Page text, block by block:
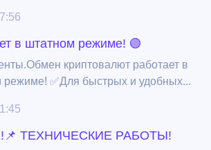
в штатном режиме! 🟢
криптовалют работает в
режиме! ✅Для быстрых и удобных...
ТЕХНИЧЕСКИЕ РАБОТЫ!